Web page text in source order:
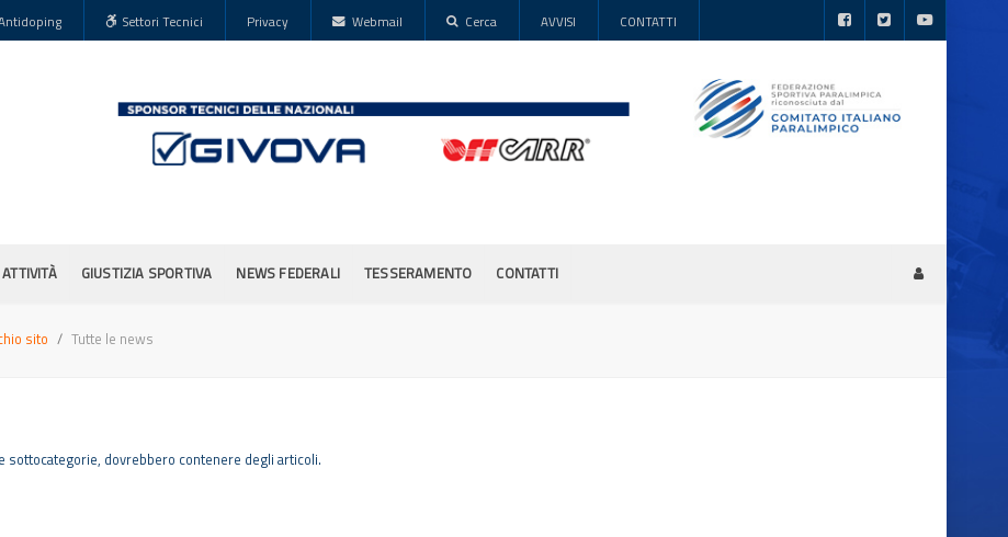
Settori Tecnici Privacy Webmail Cerca AVVISI CONTATTI
GIUSTIZIA SPORTIVA NEWS FEDERALI TESSERAMENTO CONTATTI
sito Tutte le news
sottocategorie, dovrebbero contenere degli articoli.